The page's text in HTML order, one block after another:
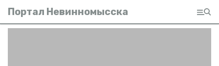
Портал Невинномысска